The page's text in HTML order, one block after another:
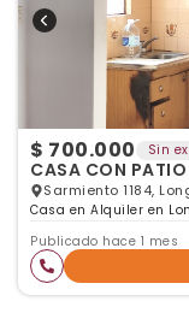
$ 700.000 Sin
CASA CON
Sarmiento 1184,
Casa en Alquiler en
Publicado hace 1 mes